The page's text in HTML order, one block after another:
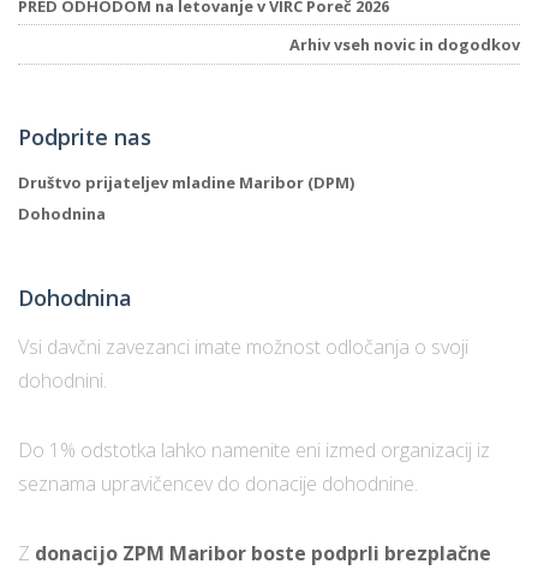
PRED ODHODOM na letovanje v VIRC Poreč 2026
Arhiv vseh novic in dogodkov
Podprite nas
Društvo prijateljev mladine Maribor (DPM)
Dohodnina
Dohodnina
Vsi davčni zavezanci imate možnost odločanja o svoji
dohodnini.
Do 1% odstotka lahko namenite eni izmed organizacij iz
seznama upravičencev do donacije dohodnine.
Z donacijo ZPM Maribor boste podprli brezplačne